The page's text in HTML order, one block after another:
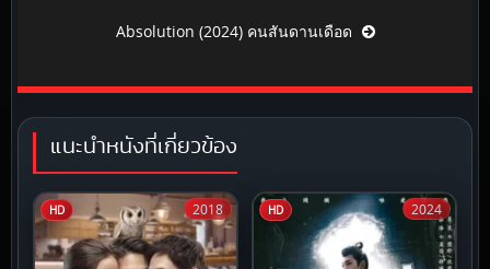
Absolution (2024) คนสันดานเดือด
แนะนำหนังที่เกี่ยวข้อง
HD 2018 HD 2024